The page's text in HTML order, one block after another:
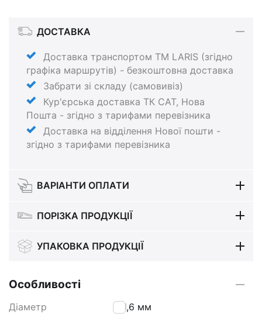
ДОСТАВКА
Доставка транспортом ТМ LARIS (згідно
графіка маршрутів) - безкоштовна доставка
Забрати зі складу (самовивіз)
Кур'єрська доставка ТК САТ, Нова
Пошта - згідно з тарифами перевізника
Доставка на відділення Нової пошти -
згідно з тарифами перевізника
ВАРІАНТИ ОПЛАТИ
ПОРІЗКА ПРОДУКЦІЇ
УПАКОВКА ПРОДУКЦІЇ
Особливості
Діаметр
101,6 мм